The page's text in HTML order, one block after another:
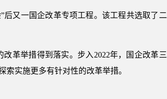
后又一国企改革专项工程。该工程共选取了二
革举措得到落实。步入2022年，国企改革三
实施更多有针对性的改革举措。